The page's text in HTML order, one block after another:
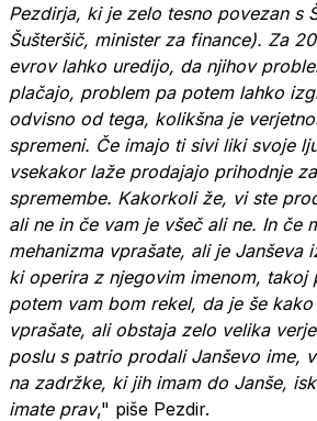
Pezdirja, ki je zelo tesno povezan s
Šušteršič, minister za finance). Za
evrov lahko uredijo, da njihov
plačajo, problem pa potem lahko
odvisno od tega, kolikšna je
spremeni. Če imajo ti sivi liki svoje
vsekakor laže prodajajo prihodnje
spremembe. Kakorkoli že, vi ste
ali ne in če vam je všeč ali ne. In če
mehanizma vprašate, ali je Janševa
ki operira z njegovim imenom, takoj
potem vam bom rekel, da je še
vprašate, ali obstaja zelo velika
poslu s patrio prodali Janševo ime,
na zadržke, ki jih imam do Janše,
imate prav," piše Pezdir.